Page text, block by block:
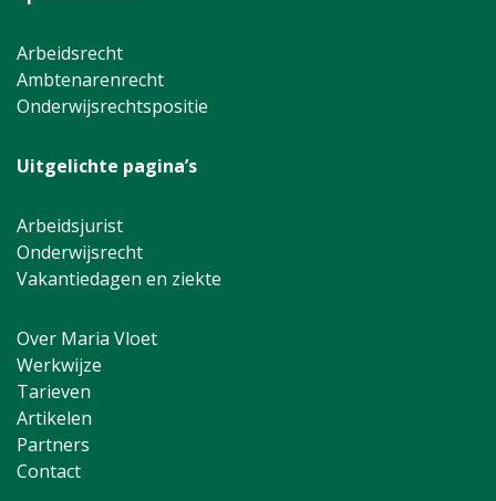
Arbeidsrecht
Ambtenarenrecht
Onderwijsrechtspositie
Uitgelichte pagina’s
Arbeidsjurist
Onderwijsrecht
Vakantiedagen en ziekte
Over Maria Vloet
Werkwijze
Tarieven
Artikelen
Partners
Contact